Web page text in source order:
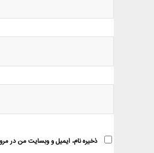
ذخیره نام، ایمیل و وبسایت من در